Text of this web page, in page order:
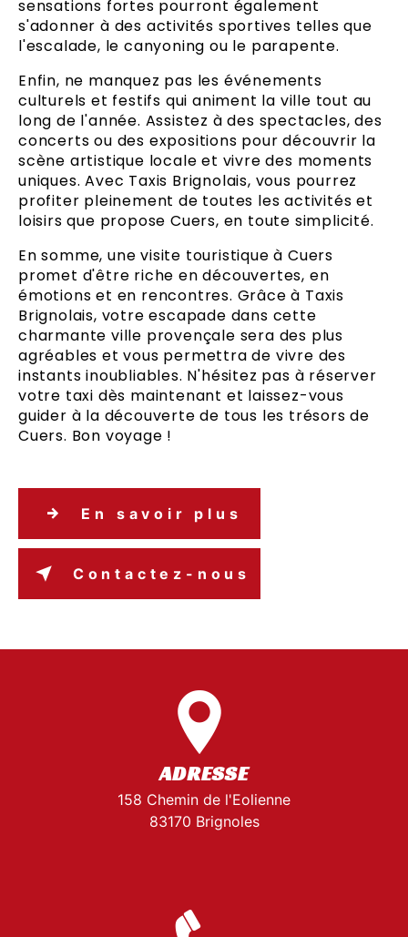
sensations fortes pourront également
s'adonner à des activités sportives telles que
l'escalade, le canyoning ou le parapente.
Enfin, ne manquez pas les événements
culturels et festifs qui animent la ville tout au
long de l'année. Assistez à des spectacles, des
concerts ou des expositions pour découvrir la
scène artistique locale et vivre des moments
uniques. Avec Taxis Brignolais, vous pourrez
profiter pleinement de toutes les activités et
loisirs que propose Cuers, en toute simplicité.
En somme, une visite touristique à Cuers
promet d'être riche en découvertes, en
émotions et en rencontres. Grâce à Taxis
Brignolais, votre escapade dans cette
charmante ville provençale sera des plus
agréables et vous permettra de vivre des
instants inoubliables. N'hésitez pas à réserver
votre taxi dès maintenant et laissez-vous
guider à la découverte de tous les trésors de
Cuers. Bon voyage !
En savoir plus
Contactez-nous
ADRESSE
158 Chemin de l'Eolienne
83170 Brignoles